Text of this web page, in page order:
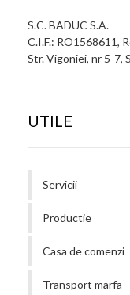
S.C. BADUC S.A.
C.I.F.: RO1568611,
Str. Vigoniei, nr 5-7,
UTILE
Servicii
Productie
Casa de comenzi
Transport marfa